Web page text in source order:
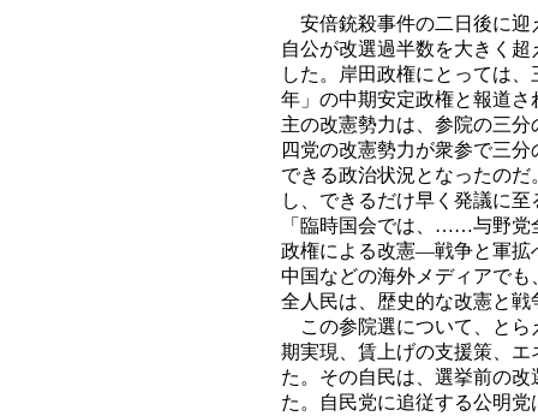
安倍銃殺事件の二日後に迎
自公が改選過半数を大きく
した。岸田政権にとっては
年」の中期安定政権と報道
主の改憲勢力は、参院の三
四党の改憲勢力が衆参で三
できる政治状況となったの
し、できるだけ早く発議に
「臨時国会では、……与野党
政権による改憲―戦争と軍拡
中国などの海外メディアで
全人民は、歴史的な改憲と
この参院選について、とら
期実現、賃上げの支援策、
た。その自民は、選挙前の
た。自民党に追従する公明